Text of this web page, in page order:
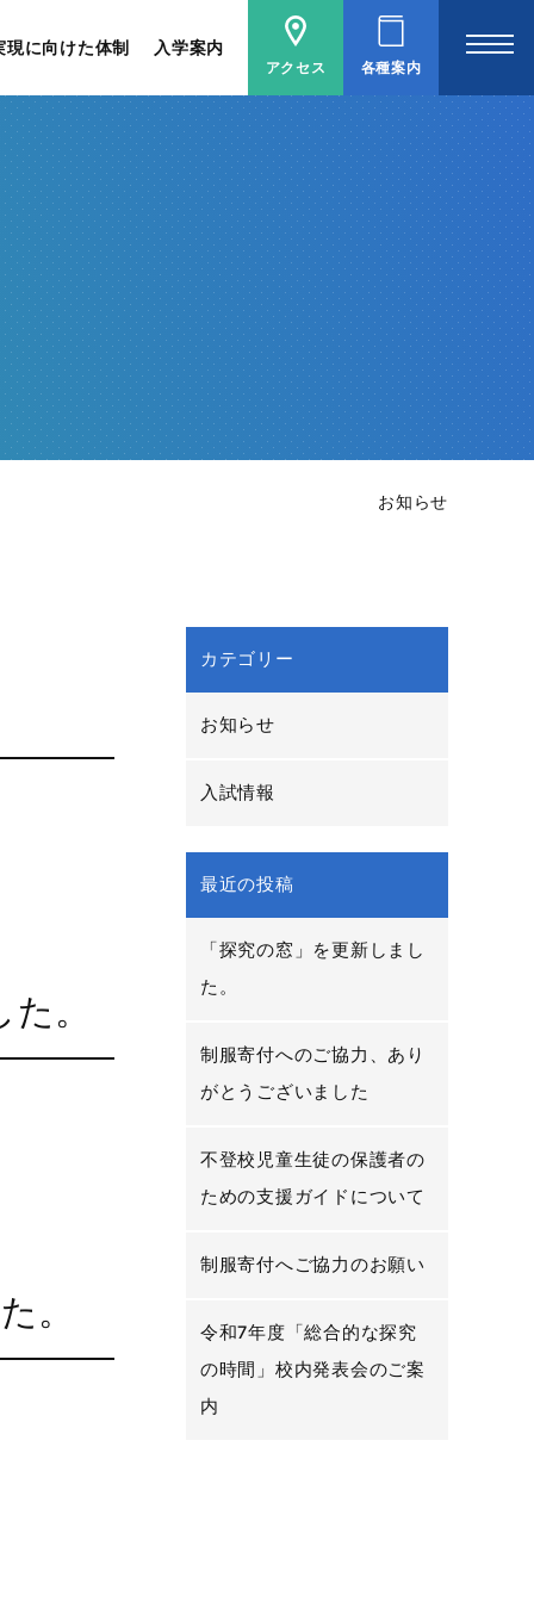
現に向けた体制 入学案内
アクセス 各種案内
お知らせ
。
た。
カテゴリー
お知らせ
入試情報
最近の投稿
「探究の窓」を更新しまし
た。
制服寄付へのご協力、あり
がとうございました
不登校児童生徒の保護者の
ための支援ガイドについて
制服寄付へご協力のお願い
令和7年度「総合的な探究
の時間」校内発表会のご案
内